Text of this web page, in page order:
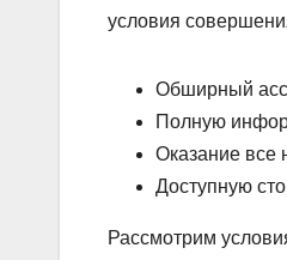
условия
Обширный
Полную
Оказание все
Доступную
Рассмотрим